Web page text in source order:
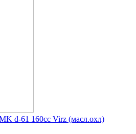
d-61 160сc Virz (масл.охл)